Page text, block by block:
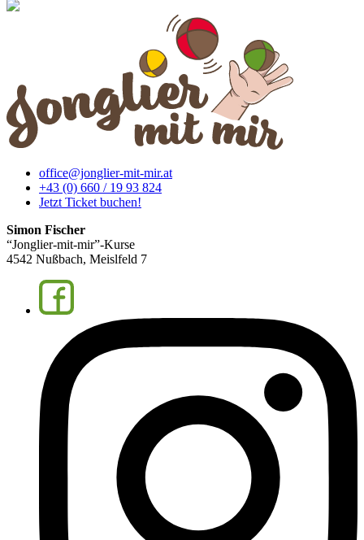
office@jonglier-mit-mir.at
+43 (0) 660 / 19 93 824
Jetzt Ticket buchen!
Simon Fischer
“Jonglier-mit-mir”-Kurse
4542 Nußbach, Meislfeld 7